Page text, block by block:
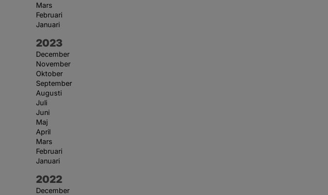
Mars
Februari
Januari
År:
2023
December
November
Oktober
September
Augusti
Juli
Juni
Maj
April
Mars
Februari
Januari
År:
2022
December